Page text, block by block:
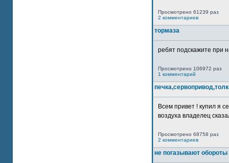
Просмотрено 61239 раз
2 комментариев
тормаза
ребят подскажите при
Просмотрено 106972 раз
1 комментарий
Всем привет ! купил я
воздуха владелец
Просмотрено 68758 раз
2 комментариев
не погазывают обороты